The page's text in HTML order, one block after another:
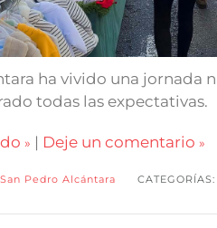
ha vivido una jornada
todas las expectativas.
| Deje un comentario
Pedro Alcántara CATEGORÍAS: